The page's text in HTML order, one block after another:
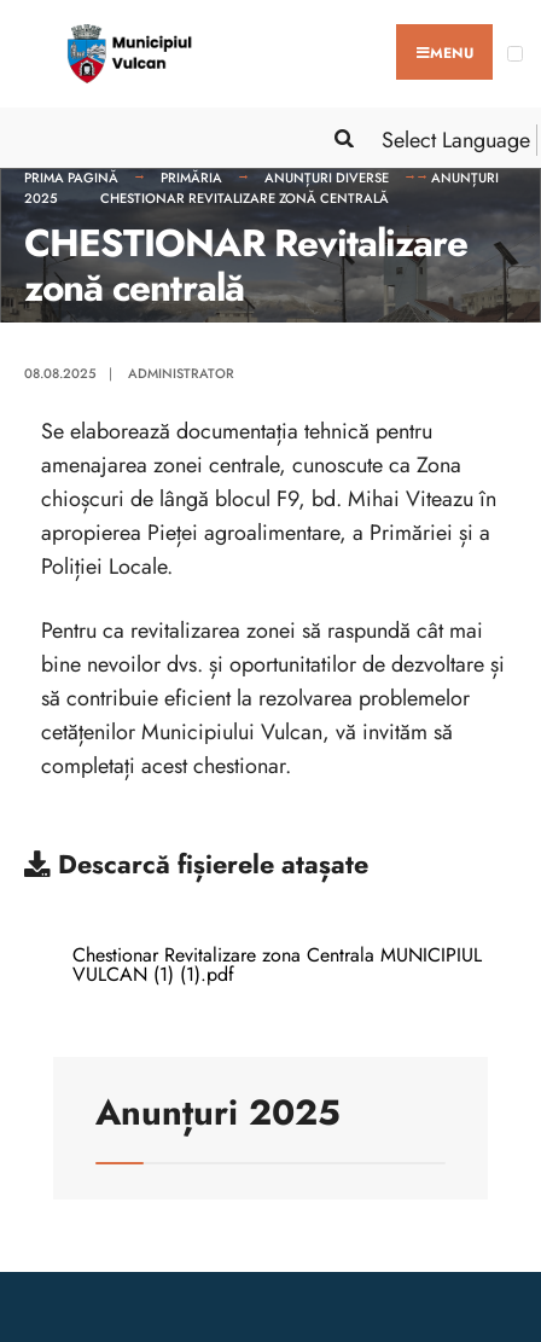
MENU
Select Language
PRIMA PAGINĂ PRIMĂRIA ANUNȚURI DIVERSE
ANUNȚURI
2025
CHESTIONAR REVITALIZARE ZONĂ CENTRALĂ
CHESTIONAR Revitalizare
zonă centrală
08.08.2025 | ADMINISTRATOR
Se elaborează documentația tehnică pentru
amenajarea zonei centrale, cunoscute ca Zona
chioșcuri de lângă blocul F9, bd. Mihai Viteazu în
apropierea Pieței agroalimentare, a Primăriei și a
Poliției Locale.
Pentru ca revitalizarea zonei să raspundă cât mai
bine nevoilor dvs. și oportunitatilor de dezvoltare și
să contribuie eficient la rezolvarea problemelor
cetățenilor Municipiului Vulcan, vă invităm să
completați acest chestionar.
Descarcă fișierele atașate
Chestionar Revitalizare zona Centrala MUNICIPIUL
VULCAN (1) (1).pdf
Anunțuri 2025